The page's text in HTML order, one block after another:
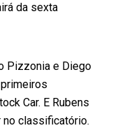
da sexta
Pizzonia e Diego
Car. E Rubens
no classificatório.